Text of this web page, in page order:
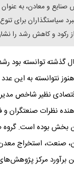
و معادن، به عنوان
سیاستگذاران برای
رکود و کاهش رشد را
نتوانسته به این
نظیر شاخص
نظرات صنعتگران و
بخش بوده است. گروه
صنعت، استخراج
برآورد مرکز